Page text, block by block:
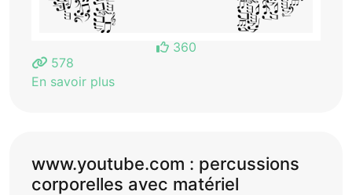
360
578
En savoir plus
www.youtube.com : percussions
corporelles avec matériel